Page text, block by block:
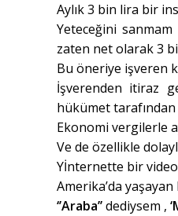
Aylık 3 bin lira bir
Yeteceğini
zaten net olarak 3
Bu öneriye işveren
İşverenden itiraz
hükümet
Ekonomi vergilerle
Ve de özellikle
Yİnternette bir
Amerika’da
‘’Araba’’dediysem ,